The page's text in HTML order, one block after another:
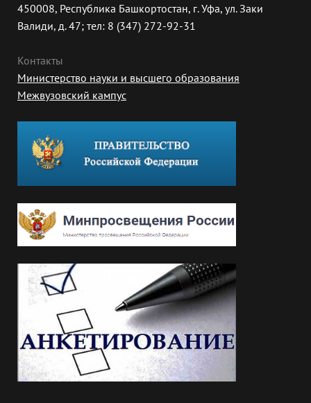
450008, Республика Башкортостан, г. Уфа, ул. Заки
Валиди, д. 47; тел: 8 (347) 272-92-31
Контакты
Министерство науки и высшего образования
Межвузовский кампус